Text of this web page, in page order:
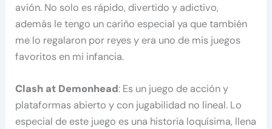
avión. No solo es rápido, divertido y adictivo,
además le tengo un cariño especial ya que también
me lo regalaron por reyes y era uno de mis juegos
favoritos en mi infancia.
Clash at Demonhead: Es un juego de acción y
plataformas abierto y con jugabilidad no lineal. Lo
especial de este juego es una historia loquísima, llena